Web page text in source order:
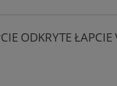
ODKRYTE ŁAPCIE